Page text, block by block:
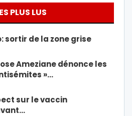
PLUS LUS
sortir de la zone grise
Ameziane dénonce les
»…
sur le vaccin